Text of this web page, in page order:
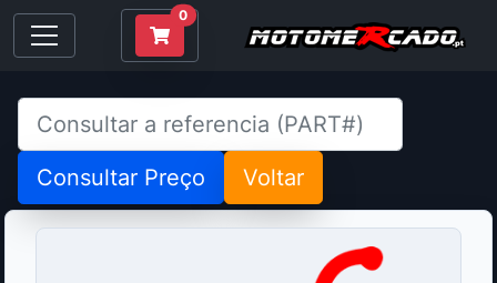
0
Consultar Preço Voltar